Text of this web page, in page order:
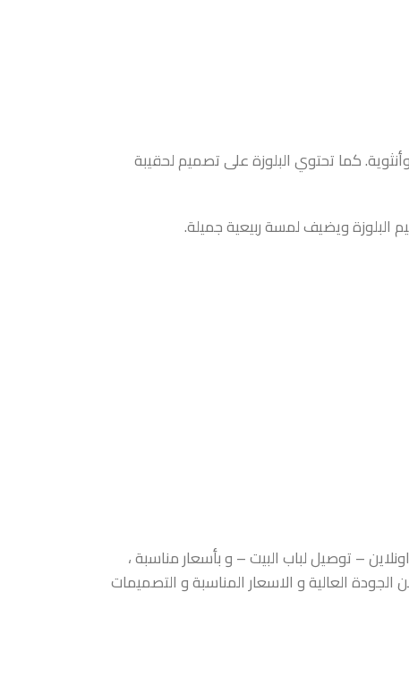
كما تحتوي البلوزة على تصميم لحقيبة
– توصيل لباب البيت – و بأسعار مناسبة ،
العالية و الاسعار المناسبة و التصميمات